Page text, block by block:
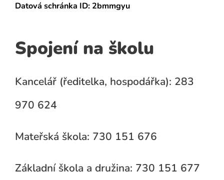
Datová schránka ID: 2bmmgyu
Spojení na školu
Kancelář (ředitelka, hospodářka): 283
970 624
Mateřská škola: 730 151 676
Základní škola a družina: 730 151 677